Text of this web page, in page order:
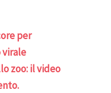
per
virale
zoo: il video